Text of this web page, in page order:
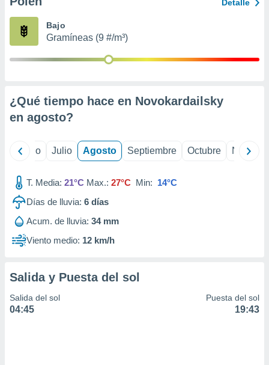
publicidad
1199
Detalle
Bajo
Gramíneas (9 #/m³)
¿Qué tiempo hace en Novokardailsky
en agosto?
Junio Julio Agosto Septiembre Octubre
T. Media: 21°C Max.: 27°C Min: 14°C
Días de lluvia: 6 días
Acum. de lluvia: 34 mm
Viento medio: 12 km/h
Salida y Puesta del sol
Salida del sol
04:45
Puesta del sol
19:43